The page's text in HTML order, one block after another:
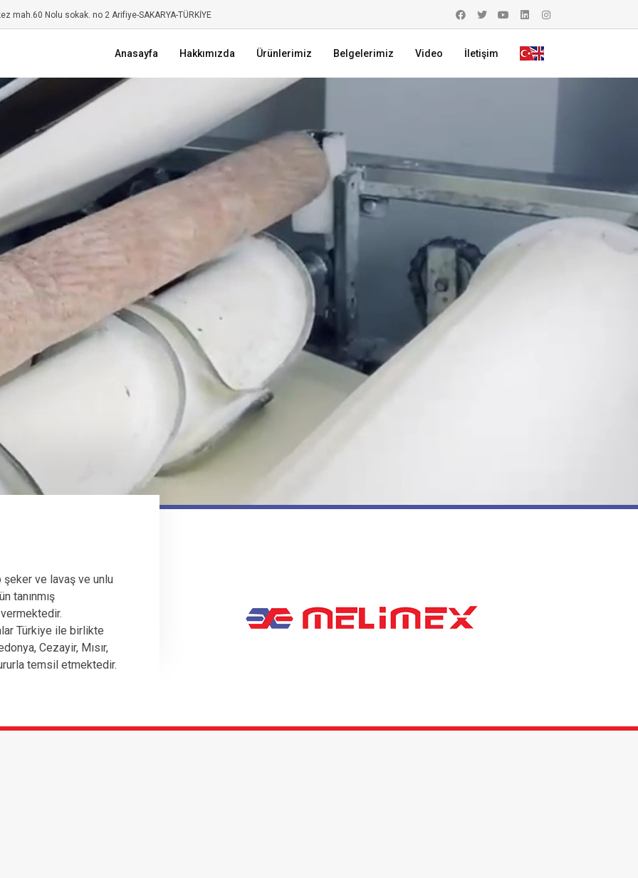
mah.60 Nolu sokak. no 2 Arifiye-SAKARYA-TÜRKİYE
Anasayfa Hakkımızda Ürünlerimiz Belgelerimiz Video İletişim
şeker ve lavaş ve unlu
tanınmış
Türkiye ile birlikte
Cezayir, Mısır,
temsil etmektedir.